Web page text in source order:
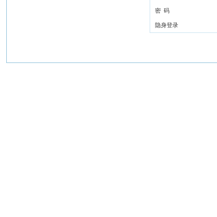
密 码
隐身登录